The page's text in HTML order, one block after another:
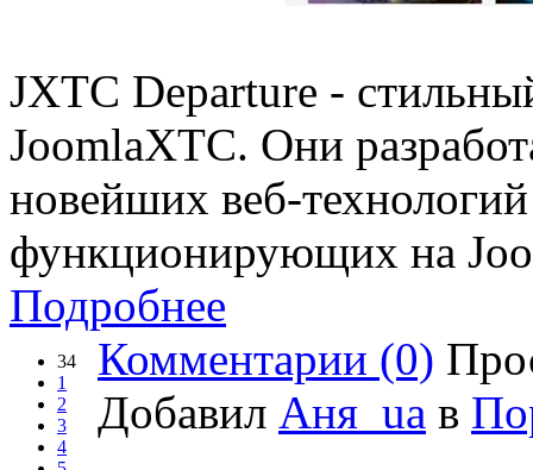
JXTC Departure -
JoomlaXTC. Они
новейших веб-
функционирующих на
Подробнее
34
1
2
3
4
Комментарии (0)
Добавил Аня_ua в